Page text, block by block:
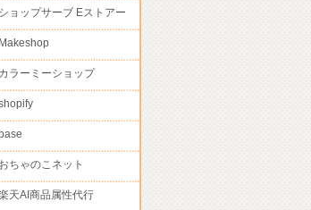
ショップサーブ Eストアー
Makeshop
カラーミーショップ
base
おちゃのこネット
天AI商品属性代行